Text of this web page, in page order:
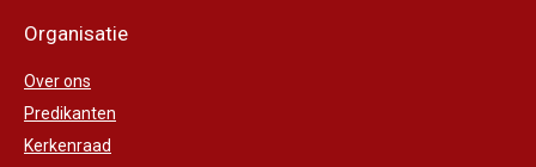
Organisatie
Over ons
Predikanten
Kerkenraad